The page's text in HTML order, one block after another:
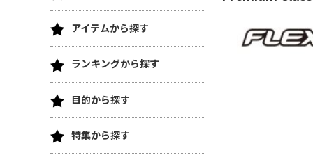
アイテムから探す
ランキングから探す
目的から探す
特集から探す